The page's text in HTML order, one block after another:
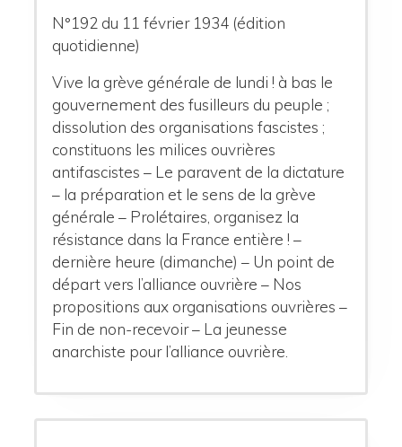
N°192 du 11 février 1934 (édition
quotidienne)
Vive la grève générale de lundi ! à bas le
gouvernement des fusilleurs du peuple ;
dissolution des organisations fascistes ;
constituons les milices ouvrières
antifascistes – Le paravent de la dictature
– la préparation et le sens de la grève
générale – Prolétaires, organisez la
résistance dans la France entière ! –
dernière heure (dimanche) – Un point de
départ vers l’alliance ouvrière – Nos
propositions aux organisations ouvrières –
Fin de non-recevoir – La jeunesse
anarchiste pour l’alliance ouvrière.